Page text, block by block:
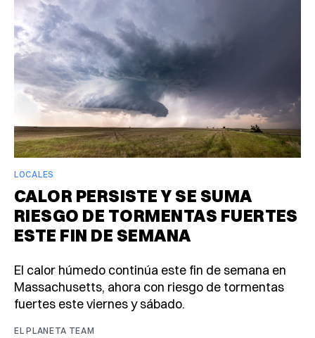
LOCALES
CALOR PERSISTE Y SE SUMA
RIESGO DE TORMENTAS FUERTES
ESTE FIN DE SEMANA
El calor húmedo continúa este fin de semana en
Massachusetts, ahora con riesgo de tormentas
fuertes este viernes y sábado.
EL PLANETA TEAM